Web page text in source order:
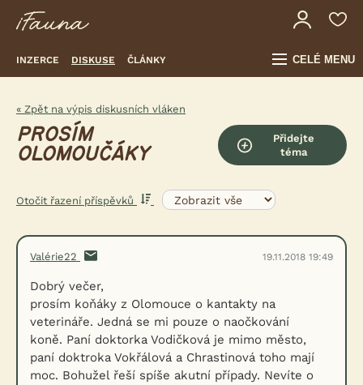
INZERCE DISKUSE ČLÁNKY CELÉ MENU
« Zpět na výpis diskusních vláken
PROSÍM
OLOMOUČÁKY
Přidejte
téma
Otočit řazení příspěvků
Valérie22 19.11.2018 19:49
Dobrý večer,
prosím koňáky z Olomouce o kantakty na
veterináře. Jedná se mi pouze o naočkování
koně. Paní doktorka Vodičková je mimo město,
paní doktroka Vokřálová a Chrastinová toho mají
moc. Bohužel řeší spíše akutní případy. Nevíte o